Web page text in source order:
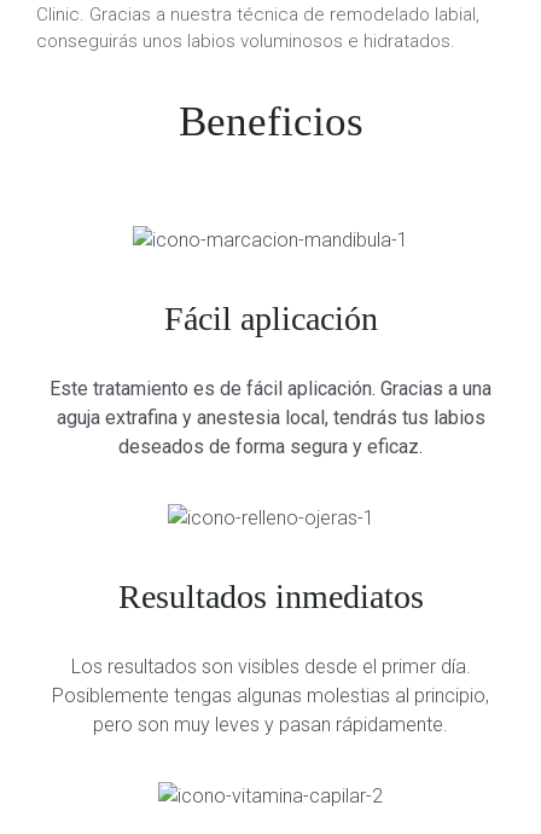
Clinic. Gracias a nuestra técnica de remodelado labial,
conseguirás unos labios voluminosos e hidratados.
Beneficios
Fácil aplicación
Este tratamiento es de fácil aplicación. Gracias a una
aguja extrafina y anestesia local, tendrás tus labios
deseados de forma segura y eficaz.
Resultados inmediatos
Los resultados son visibles desde el primer día.
Posiblemente tengas algunas molestias al principio,
pero son muy leves y pasan rápidamente.